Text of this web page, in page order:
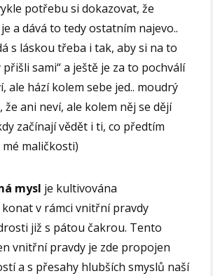
potřebu si dokazovat, že
a dává to tedy ostatním najevo..
s láskou třeba i tak, aby si na to
sami“ a ještě je za to pochválí
ale hází kolem sebe jed.. moudrý
ani neví, ale kolem něj se dějí
začínají vědět i ti, co předtím
mé maličkosti)
mysl je kultivována
v rámci vnitřní pravdy
již s pátou čakrou. Tento
vnitřní pravdy je zde propojen
a s přesahy hlubších smyslů naší